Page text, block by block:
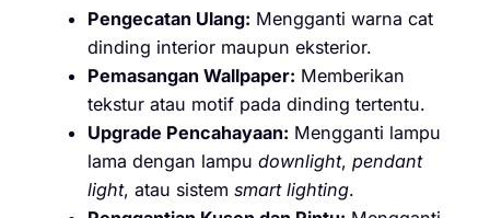
Pengecatan Ulang: Mengganti warna cat
dinding interior maupun eksterior.
Pemasangan Wallpaper: Memberikan
tekstur atau motif pada dinding tertentu.
Upgrade Pencahayaan: Mengganti lampu
lama dengan lampu downlight, pendant
light, atau sistem smart lighting.